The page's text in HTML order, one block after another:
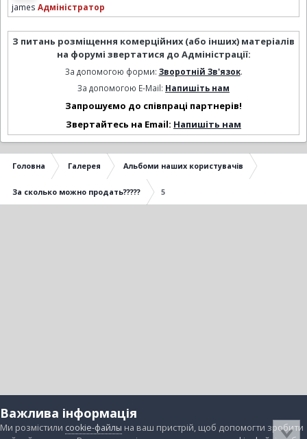
james Адміністратор
З питань розміщення комерційних (або інших) матеріалів
на форумі звертатися до Адміністрації:
За допомогою форми: Зворотній Зв'язок.
За допомогою E-Mail: Напишіть нам
Запрошуємо до співпраці партнерів!
Звертайтесь на Email: Напишіть нам
Головна Галерея Альбоми наших користувачів
За сколько можно продать????? 5
Важлива інформація
Ми розмістили cookie-файлы на ваш пристрій, щоб допомогти зробити